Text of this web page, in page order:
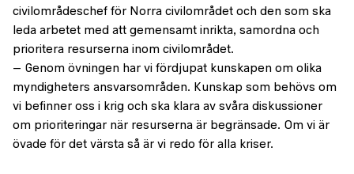
civilområdeschef för Norra civilområdet och den som ska
leda arbetet med att gemensamt inrikta, samordna och
prioritera resurserna inom civilområdet.
– Genom övningen har vi fördjupat kunskapen om olika
myndigheters ansvarsområden. Kunskap som behövs om
vi befinner oss i krig och ska klara av svåra diskussioner
om prioriteringar när resurserna är begränsade. Om vi är
övade för det värsta så är vi redo för alla kriser.